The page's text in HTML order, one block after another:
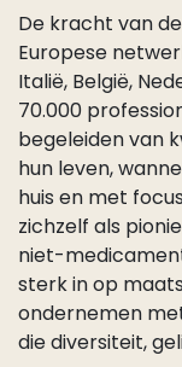
De kracht van
Europese
Italië, België,
70.000
begeleiden van
hun leven,
huis en met
zichzelf als
niet-
sterk in op
ondernemen
die diversiteit,